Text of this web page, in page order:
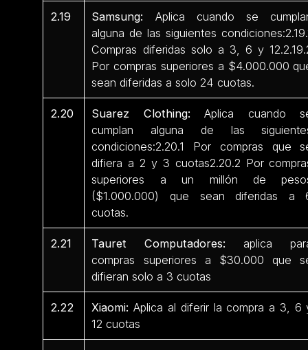
2.19 Samsung: Aplica cuando se
alguna de las siguientes
Compras diferidas solo a 3, 6 y
Por compras superiores a $4.000.000
sean diferidas a solo 24 cuotas.
2.20 Suarez Clothing: Aplica cuando
cumplan alguna de las
condiciones:2.20.1 Por compras que
difiera a 2 y 3 cuotas2.20.2 Por
superiores a un millón de
($1.000.000) que sean diferidas a
cuotas.
2.21 Tauret Computadores: aplica
compras superiores a $30.000 que
difieran solo a 3 cuotas
2.22 Xiaomi: Aplica al diferir la compra a 3, 6
12 cuotas